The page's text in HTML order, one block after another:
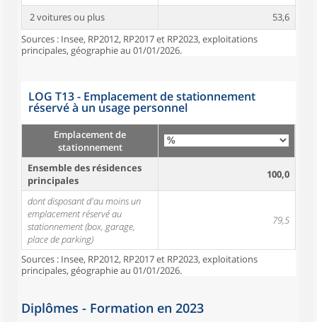
2 voitures ou plus
53,6
Sources : Insee, RP2012, RP2017 et RP2023, exploitations
principales, géographie au 01/01/2026.
LOG T13 - Emplacement de stationnement
réservé à un usage personnel
Emplacement de
stationnement
Ensemble des résidences
principales
100,0
dont disposant d'au moins un
emplacement réservé au
stationnement (box, garage,
place de parking)
79,5
Sources : Insee, RP2012, RP2017 et RP2023, exploitations
principales, géographie au 01/01/2026.
Diplômes - Formation en 2023